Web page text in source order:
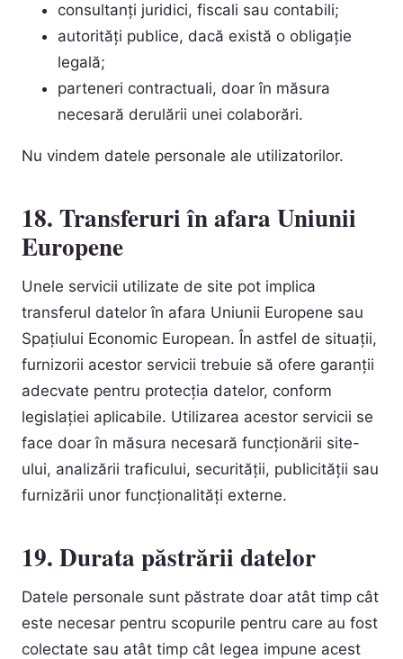
consultanți juridici, fiscali sau contabili;
autorități publice, dacă există o obligație
legală;
parteneri contractuali, doar în măsura
necesară derulării unei colaborări.
Nu vindem datele personale ale utilizatorilor.
18. Transferuri în afara Uniunii
Europene
Unele servicii utilizate de site pot implica
transferul datelor în afara Uniunii Europene sau
Spațiului Economic European. În astfel de situații,
furnizorii acestor servicii trebuie să ofere garanții
adecvate pentru protecția datelor, conform
legislației aplicabile. Utilizarea acestor servicii se
face doar în măsura necesară funcționării site-
ului, analizării traficului, securității, publicității sau
furnizării unor funcționalități externe.
19. Durata păstrării datelor
Datele personale sunt păstrate doar atât timp cât
este necesar pentru scopurile pentru care au fost
colectate sau atât timp cât legea impune acest